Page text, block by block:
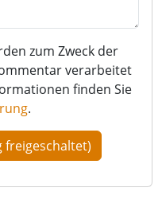
zum Zweck der
verarbeitet
finden Sie
.